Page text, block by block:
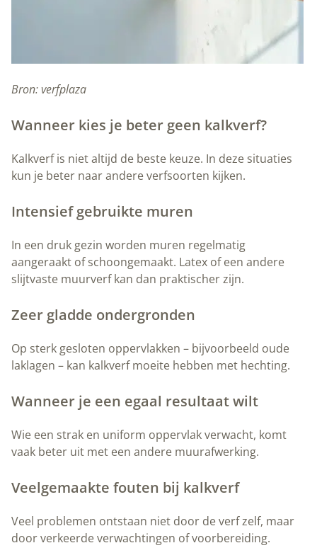
Bron: verfplaza
Wanneer kies je beter geen kalkverf?
Kalkverf is niet altijd de beste keuze. In deze situaties
kun je beter naar andere verfsoorten kijken.
Intensief gebruikte muren
In een druk gezin worden muren regelmatig
aangeraakt of schoongemaakt. Latex of een andere
slijtvaste muurverf kan dan praktischer zijn.
Zeer gladde ondergronden
Op sterk gesloten oppervlakken – bijvoorbeeld oude
laklagen – kan kalkverf moeite hebben met hechting.
Wanneer je een egaal resultaat wilt
Wie een strak en uniform oppervlak verwacht, komt
vaak beter uit met een andere muurafwerking.
Veelgemaakte fouten bij kalkverf
Veel problemen ontstaan niet door de verf zelf, maar
door verkeerde verwachtingen of voorbereiding.